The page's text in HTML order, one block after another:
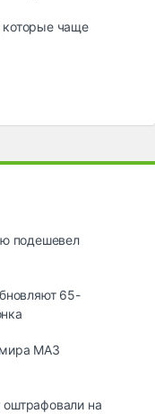
чаще
подешевел
65-
МАЗ
на